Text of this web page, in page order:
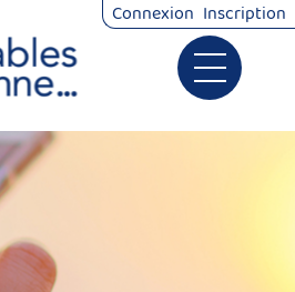
Ouvrir le
Démarches
Connexion Inscription